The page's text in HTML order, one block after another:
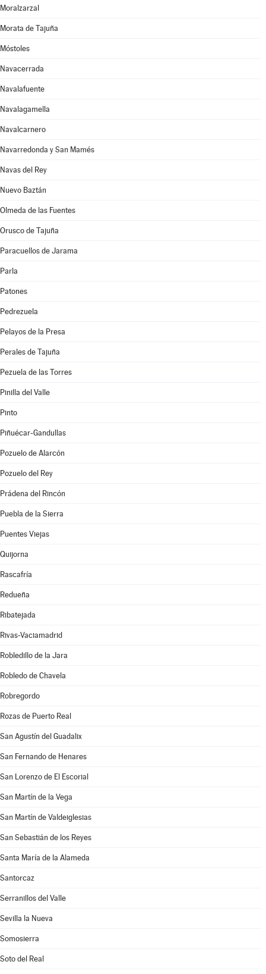
Moralzarzal
Morata de Tajuña
Móstoles
Navacerrada
Navalafuente
Navalagamella
Navalcarnero
Navarredonda y San Mamés
Navas del Rey
Nuevo Baztán
Olmeda de las Fuentes
Orusco de Tajuña
Paracuellos de Jarama
Parla
Patones
Pedrezuela
Pelayos de la Presa
Perales de Tajuña
Pezuela de las Torres
Pinilla del Valle
Pinto
Piñuécar-Gandullas
Pozuelo de Alarcón
Pozuelo del Rey
Prádena del Rincón
Puebla de la Sierra
Puentes Viejas
Quijorna
Rascafría
Redueña
Ribatejada
Rivas-Vaciamadrid
Robledillo de la Jara
Robledo de Chavela
Robregordo
Rozas de Puerto Real
San Agustín del Guadalix
San Fernando de Henares
San Lorenzo de El Escorial
San Martín de la Vega
San Martín de Valdeiglesias
San Sebastián de los Reyes
Santa María de la Alameda
Santorcaz
Serranillos del Valle
Sevilla la Nueva
Somosierra
Soto del Real